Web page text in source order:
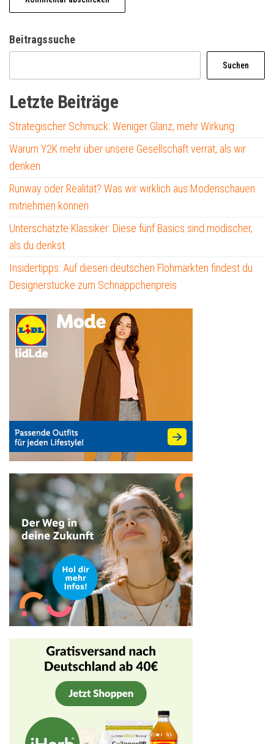
Beitragssuche
Suchen
Letzte Beiträge
Strategischer Schmuck: Weniger Glanz, mehr Wirkung
Warum Y2K mehr über unsere Gesellschaft verrät, als wir
denken
Runway oder Realität? Was wir wirklich aus Modenschauen
mitnehmen können
Unterschätzte Klassiker: Diese fünf Basics sind modischer,
als du denkst
Insidertipps: Auf diesen deutschen Flohmärkten findest du
Designerstücke zum Schnäppchenpreis